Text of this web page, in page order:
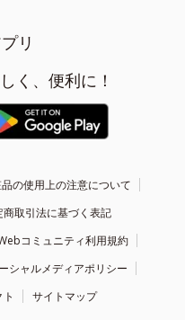
リ
く、便利に！
の使用上の注意について
商取引法に基づく表記
コミュニティ利用規約
シャルメディアポリシー
サイトマップ